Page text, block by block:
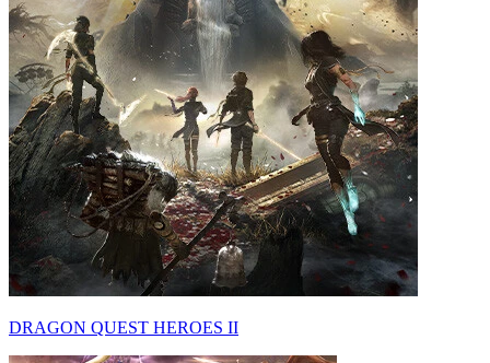
DRAGON QUEST HEROES II